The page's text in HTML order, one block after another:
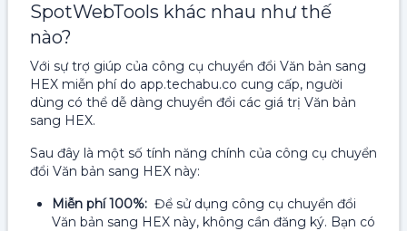
SpotWebTools khác nhau như thế
nào?
Với sự trợ giúp của công cụ chuyển đổi Văn bản sang
HEX miễn phí do app.techabu.co cung cấp, người
dùng có thể dễ dàng chuyển đổi các giá trị Văn bản
sang HEX.
Sau đây là một số tính năng chính của công cụ chuyển
đổi Văn bản sang HEX này:
Miễn phí 100%: Để sử dụng công cụ chuyển đổi
Văn bản sang HEX này, không cần đăng ký. Bạn có